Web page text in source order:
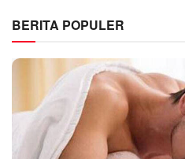
BERITA POPULER